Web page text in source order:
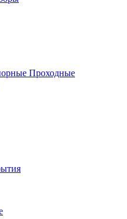
Проходные